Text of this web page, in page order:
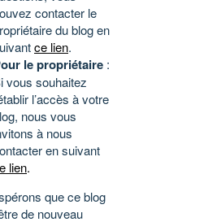
contacter le
du blog en
ce lien.
le propriétaire :
vous souhaitez
l’accès à votre
nous vous
à nous
en suivant
lien.
que ce blog
de nouveau